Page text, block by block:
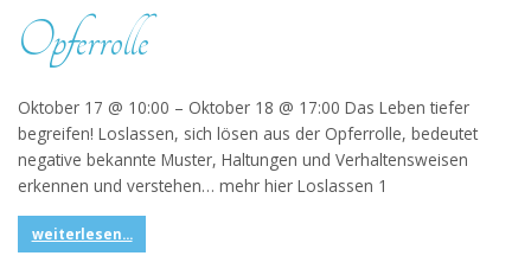
Opferrolle
Oktober 17 @ 10:00 – Oktober 18 @ 17:00 Das Leben tiefer
begreifen! Loslassen, sich lösen aus der Opferrolle, bedeutet
negative bekannte Muster, Haltungen und Verhaltensweisen
erkennen und verstehen… mehr hier Loslassen 1
weiterlesen...